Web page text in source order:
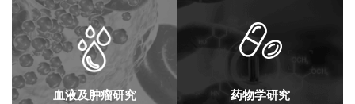
血液及肿瘤研究 药物学研究